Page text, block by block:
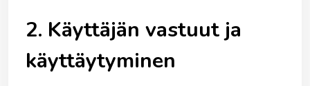
2. Käyttäjän vastuut ja
käyttäytyminen